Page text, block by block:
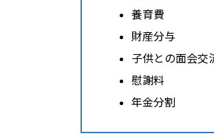
養育費
財産分与
子供との面会交
慰謝料
年金分割